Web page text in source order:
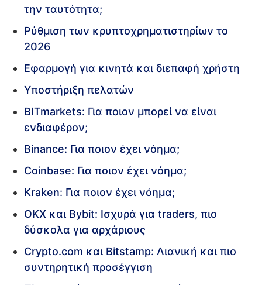
την ταυτότητα;
Ρύθμιση των κρυπτοχρηματιστηρίων το
2026
Εφαρμογή για κινητά και διεπαφή χρήστη
Υποστήριξη πελατών
BITmarkets: Για ποιον μπορεί να είναι
ενδιαφέρον;
Binance: Για ποιον έχει νόημα;
Coinbase: Για ποιον έχει νόημα;
Kraken: Για ποιον έχει νόημα;
OKX και Bybit: Ισχυρά για traders, πιο
δύσκολα για αρχάριους
Crypto.com και Bitstamp: Λιανική και πιο
συντηρητική προσέγγιση